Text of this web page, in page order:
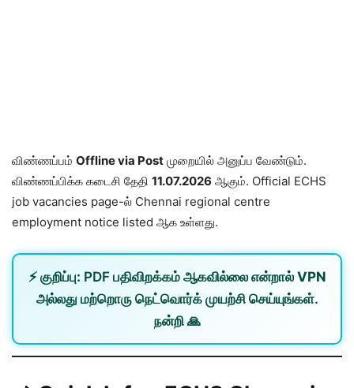
விண்ணப்பம் Offline via Post முறையில் அனுப்ப வேண்டும்.
விண்ணப்பிக்க கடைசி தேதி 11.07.2026 ஆகும். Official ECHS
job vacancies page-ல் Chennai regional centre
employment notice listed ஆக உள்ளது.
⚡ குறிப்பு: PDF பதிவிறக்கம் ஆகவில்லை என்றால் VPN
அல்லது மற்றொரு நெட்வொர்க்முயற்சி செய்யுங்கள்.
நன்றி 🙏